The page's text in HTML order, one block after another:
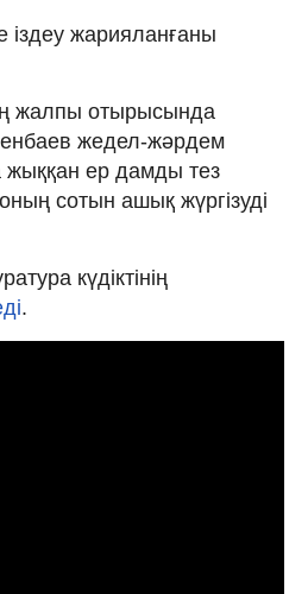
іздеу жарияланғаны
жалпы отырысында
жедел-жәрдем
жыққан ер дамды тез
сотын ашық жүргізуді
күдіктінің
.